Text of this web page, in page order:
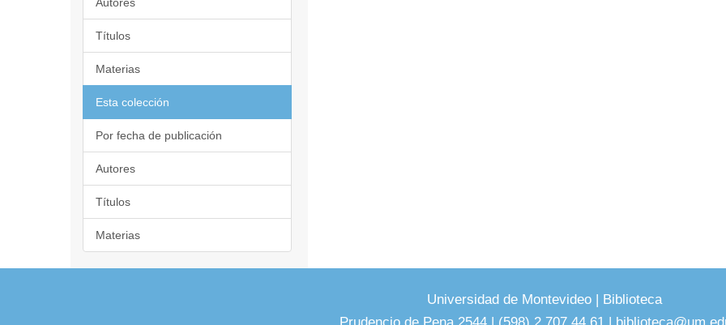
Títulos
Materias
Esta colección
Por fecha de publicación
Autores
Títulos
Materias
Universidad de Montevideo | Biblioteca